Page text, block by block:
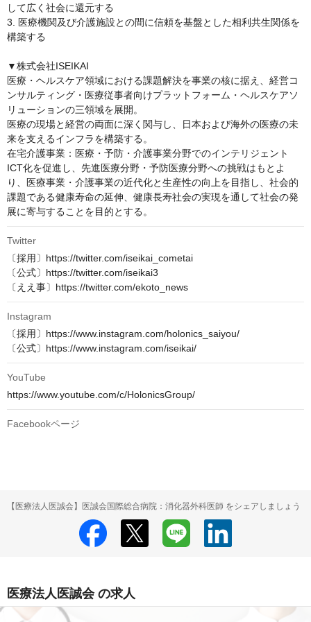
して広く社会に還元する
3. 医療機関及び介護施設との間に信頼を基盤とした相利共生関係を
構築する
▼株式会社ISEIKAI
医療・ヘルスケア領域における課題解決を事業の核に据え、経営コ
ンサルティング・医療従事者向けプラットフォーム・ヘルスケアソ
リューションの三領域を展開。
医療の現場と経営の両面に深く関与し、日本および海外の医療の未
来を支えるインフラを構築する。
在宅介護事業：医療・予防・介護事業分野でのインテリジェント
ICT化を促進し、先進医療分野・予防医療分野への挑戦はもとよ
り、医療事業・介護事業の近代化と生産性の向上を目指し、社会的
課題である健康寿命の延伸、健康長寿社会の実現を通して社会の発
展に寄与することを目的とする。
Twitter
〔採用〕https://twitter.com/iseikai_cometai
〔公式〕https://twitter.com/iseikai3
〔ええ事〕https://twitter.com/ekoto_news
Instagram
〔採用〕https://www.instagram.com/holonics_saiyou/
〔公式〕https://www.instagram.com/iseikai/
YouTube
https://www.youtube.com/c/HolonicsGroup/
Facebookページ
【医療法人医誠会】医誠会国際総合病院：消化器外科医師 をシェアしましょう
医療法人医誠会 の求人